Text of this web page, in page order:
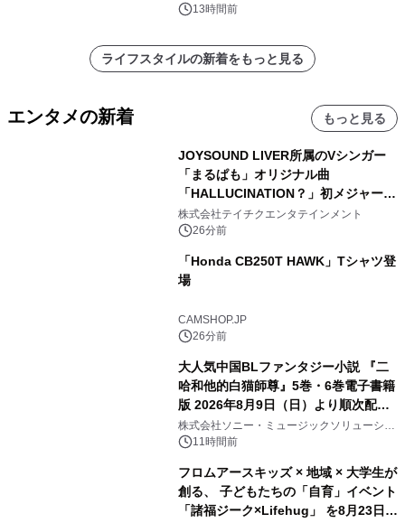
13時間前
ライフスタイルの新着をもっと見る
エンタメの新着 もっと見る
JOYSOUND LIVER所属のVシンガー
「まるぱも」オリジナル曲
「HALLUCINATION？」初メジャー配
信リリース決定！
株式会社テイチクエンタテインメント
26分前
「Honda CB250T HAWK」Tシャツ登
場
CAMSHOP.JP
26分前
大人気中国BLファンタジー小説 『二
哈和他的白猫師尊』5巻・6巻電子書籍
版 2026年8月9日（日）より順次配信
開始
株式会社ソニー・ミュージックソリューショ
ンズ11時間前
フロムアースキッズ × 地域 × 大学生が
創る、 子どもたちの「自育」イベント
「諸福ジーク×Lifehug」 を8月23日